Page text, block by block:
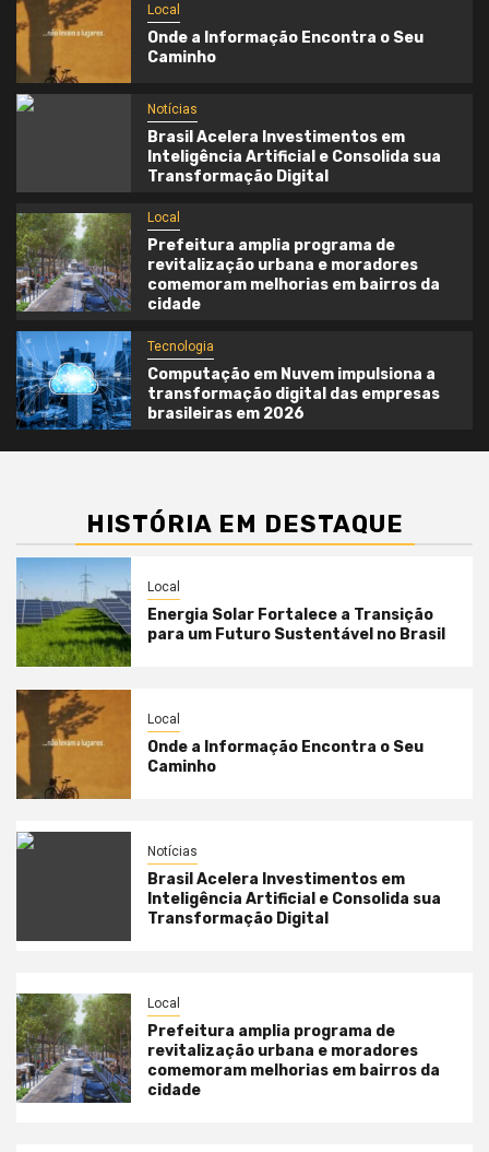
Local
Onde a Informação Encontra o Seu
Caminho
Notícias
Brasil Acelera Investimentos em
Inteligência Artificial e Consolida sua
Transformação Digital
Local
Prefeitura amplia programa de
revitalização urbana e moradores
comemoram melhorias em bairros da
cidade
Tecnologia
Computação em Nuvem impulsiona a
transformação digital das empresas
brasileiras em 2026
HISTÓRIA EM DESTAQUE
Local
Energia Solar Fortalece a Transição
para um Futuro Sustentável no Brasil
Local
Onde a Informação Encontra o Seu
Caminho
Notícias
Brasil Acelera Investimentos em
Inteligência Artificial e Consolida sua
Transformação Digital
Local
Prefeitura amplia programa de
revitalização urbana e moradores
comemoram melhorias em bairros da
cidade